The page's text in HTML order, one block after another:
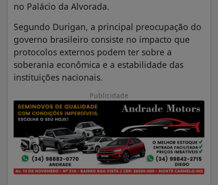
no Palácio da Alvorada.
Segundo Durigan, a principal preocupação do
governo brasileiro consiste no impacto que
protocolos externos podem ter sobre a
soberania econômica e a estabilidade das
instituições nacionais.
Publicidade